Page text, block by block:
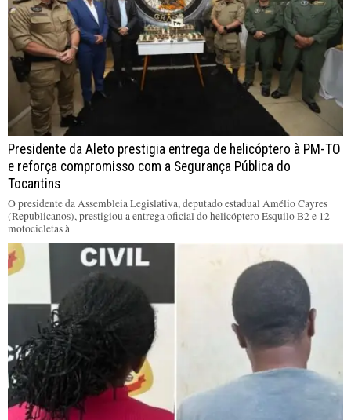
Presidente da Aleto prestigia entrega de helicóptero à PM-TO
e reforça compromisso com a Segurança Pública do
Tocantins
O presidente da Assembleia Legislativa, deputado estadual Amélio Cayres
(Republicanos), prestigiou a entrega oficial do helicóptero Esquilo B2 e 12
motocicletas à